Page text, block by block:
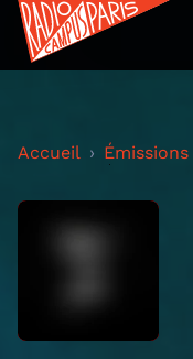
Accueil Émissions